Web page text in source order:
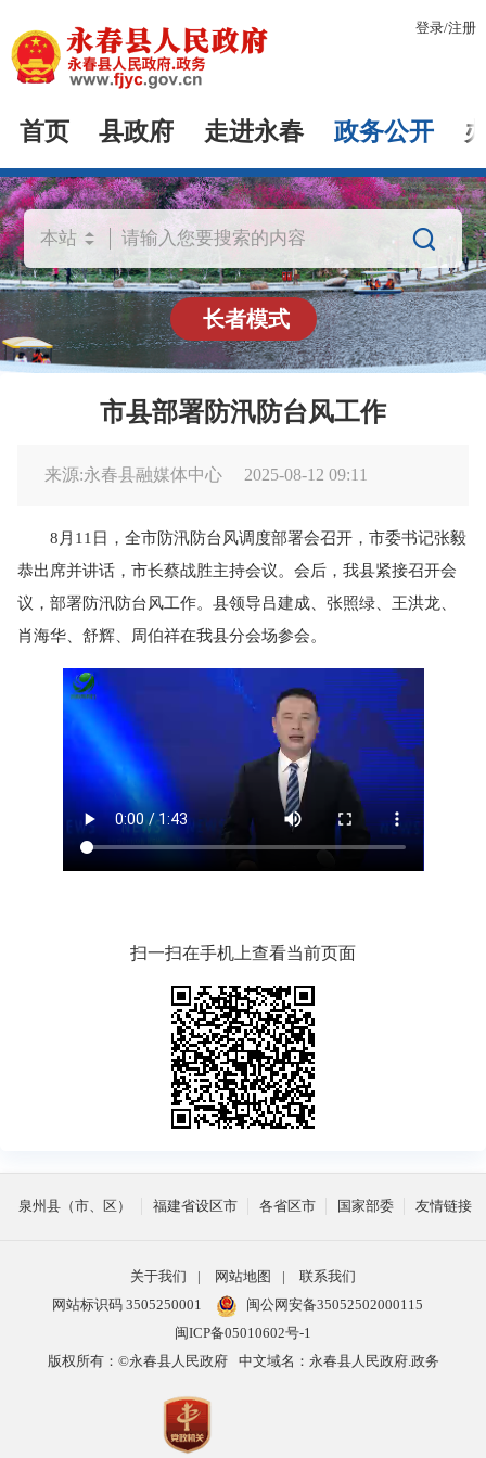
登录/注册
首页 县政府 走进永春 政务公开

长者模式
市县部署防汛防台风工作
来源:永春县融媒体中心 2025-08-12 09:11
8月11日，全市防汛防台风调度部署会召开，市委书记张毅
恭出席并讲话，市长蔡战胜主持会议。会后，我县紧接召开会
议，部署防汛防台风工作。县领导吕建成、张照绿、王洪龙、
肖海华、舒辉、周伯祥在我县分会场参会。
扫一扫在手机上查看当前页面
泉州县（市、区） 福建省设区市 各省区市 国家部委 友情链接
关于我们 | 网站地图 |
联系我们
网站标识码 3505250001
闽公网安备35052502000115
闽ICP备05010602号-1
版权所有：©永春县人民政府
中文域名：永春县人民政府.政务